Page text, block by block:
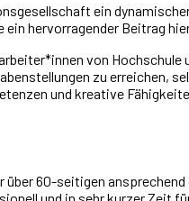
ein
hervorragender Beitrag
von
zu erreichen,
und kreative
60-seitigen